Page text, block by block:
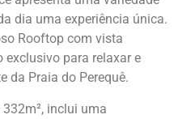
dia uma experiência única.
Rooftop com vista
para relaxar e
da Praia do Perequê.
inclui uma